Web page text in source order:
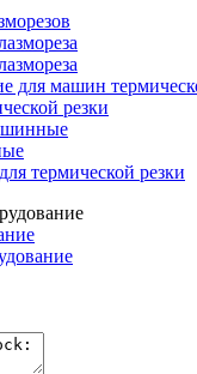
для машин
резки
термической резки